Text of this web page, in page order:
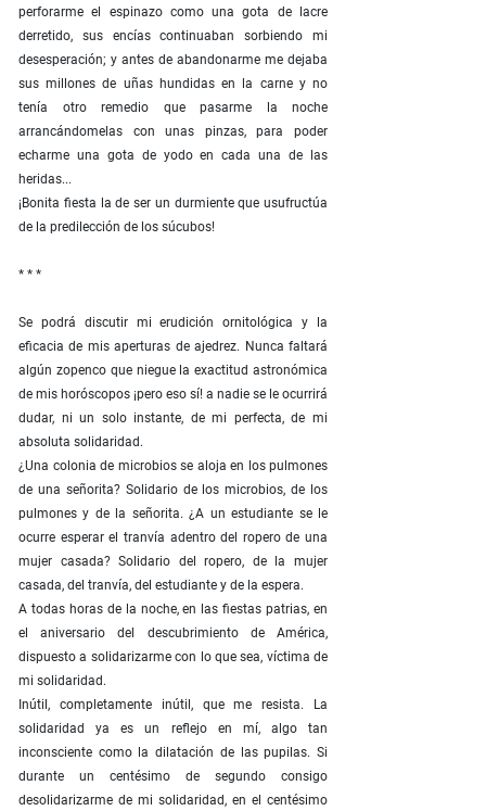
perforarme el espinazo como una gota de lacre
derretido, sus encías continuaban sorbiendo mi
desesperación; y antes de abandonarme me dejaba
sus millones de uñas hundidas en la carne y no
tenía otro remedio que pasarme la noche
arrancándomelas con unas pinzas, para poder
echarme una gota de yodo en cada una de las
heridas...
¡Bonita fiesta la de ser un durmiente que usufructúa
de la predilección de los súcubos!
* * *
Se podrá discutir mi erudición ornitológica y la
eficacia de mis aperturas de ajedrez. Nunca faltará
algún zopenco que niegue la exactitud astronómica
de mis horóscopos ¡pero eso sí! a nadie se le ocurrirá
dudar, ni un solo instante, de mi perfecta, de mi
absoluta solidaridad.
¿Una colonia de microbios se aloja en los pulmones
de una señorita? Solidario de los microbios, de los
pulmones y de la señorita. ¿A un estudiante se le
ocurre esperar el tranvía adentro del ropero de una
mujer casada? Solidario del ropero, de la mujer
casada, del tranvía, del estudiante y de la espera.
A todas horas de la noche, en las fiestas patrias, en
el aniversario del descubrimiento de América,
dispuesto a solidarizarme con lo que sea, víctima de
mi solidaridad.
Inútil, completamente inútil, que me resista. La
solidaridad ya es un reflejo en mí, algo tan
inconsciente como la dilatación de las pupilas. Si
durante un centésimo de segundo consigo
desolidarizarme de mi solidaridad, en el centésimo